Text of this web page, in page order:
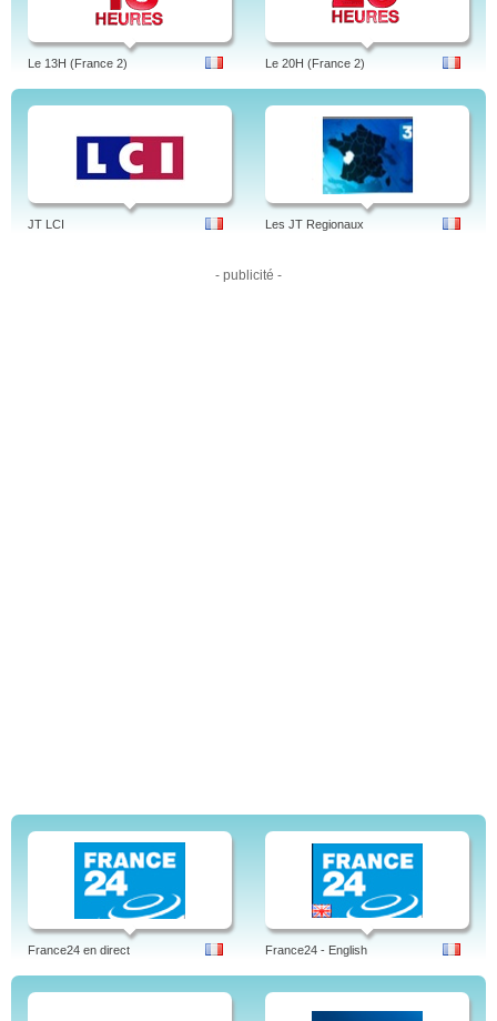
Le 13H (France 2) Le 20H (France 2)
JT LCI Les JT Regionaux
- publicité -
France24 en direct France24 - English